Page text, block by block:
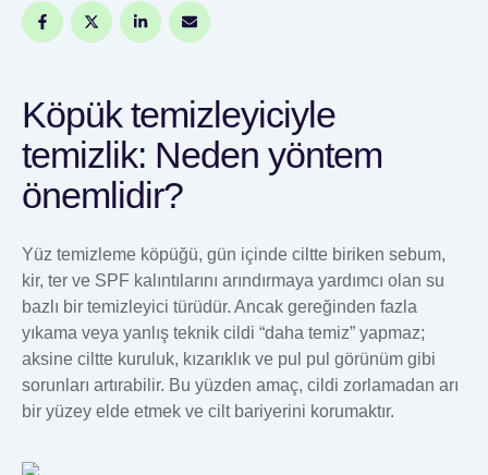
Köpük temizleyiciyle
temizlik: Neden yöntem
önemlidir?
Yüz temizleme köpüğü, gün içinde ciltte biriken sebum,
kir, ter ve SPF kalıntılarını arındırmaya yardımcı olan su
bazlı bir temizleyici türüdür. Ancak gereğinden fazla
yıkama veya yanlış teknik cildi “daha temiz” yapmaz;
aksine ciltte kuruluk, kızarıklık ve pul pul görünüm gibi
sorunları artırabilir. Bu yüzden amaç, cildi zorlamadan arı
bir yüzey elde etmek ve cilt bariyerini korumaktır.